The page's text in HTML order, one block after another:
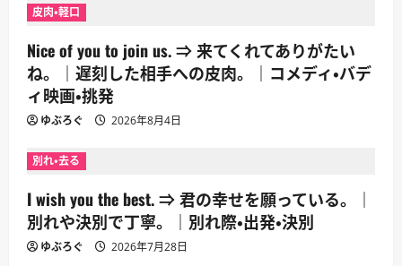
皮肉・軽口
Nice of you to join us. ⇒ 来てくれてありがたい
ね。｜遅刻した相手への皮肉。｜コメディ・バデ
ィ映画・挑発
ゆぶろぐ 2026年8月4日
別れ・去る
I wish you the best. ⇒ 君の幸せを願っている。｜
別れや決別で丁寧。｜別れ際・出発・決別
ゆぶろぐ 2026年7月28日